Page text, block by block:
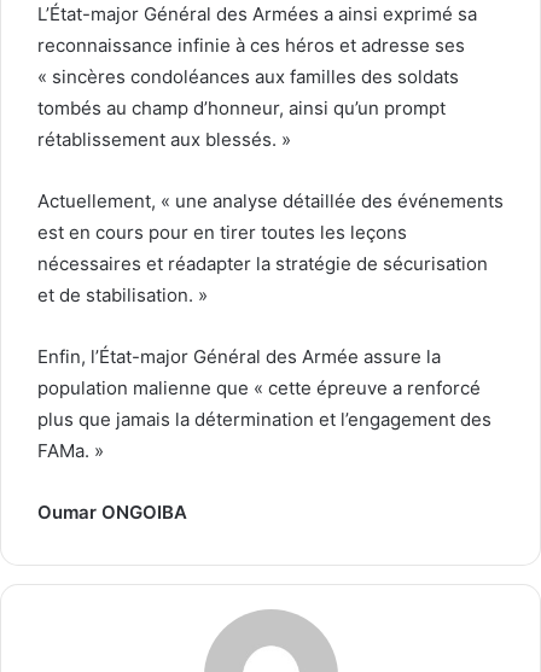
L’État-major Général des Armées a ainsi exprimé sa
reconnaissance infinie à ces héros et adresse ses
« sincères condoléances aux familles des soldats
tombés au champ d’honneur, ainsi qu’un prompt
rétablissement aux blessés. »
Actuellement, « une analyse détaillée des événements
est en cours pour en tirer toutes les leçons
nécessaires et réadapter la stratégie de sécurisation
et de stabilisation. »
Enfin, l’État-major Général des Armée assure la
population malienne que « cette épreuve a renforcé
plus que jamais la détermination et l’engagement des
FAMa. »
Oumar ONGOIBA